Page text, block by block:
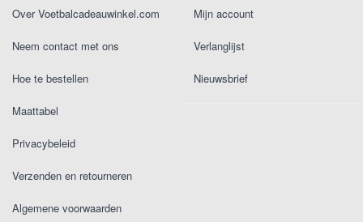
Over Voetbalcadeauwinkel.com
Neem contact met ons
Hoe te bestellen
Maattabel
Privacybeleid
Verzenden en retourneren
Algemene voorwaarden
Mijn account
Verlanglijst
Nieuwsbrief